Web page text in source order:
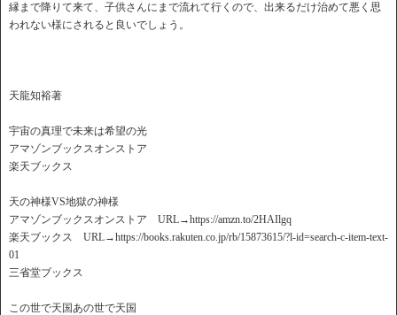
縁まで降りて来て、子供さんにまで流れて行くので、出来るだけ治めて悪く思
われない様にされると良いでしょう。
天龍知裕著
宇宙の真理で未来は希望の光
アマゾンブックスオンストア
楽天ブックス
天の神様VS地獄の神様
アマゾンブックスオンストア URL→https://amzn.to/2HAIlgq
楽天ブックス URL→https://books.rakuten.co.jp/rb/15873615/?l-id=search-c-item-text-
01
三省堂ブックス
この世で天国あの世で天国